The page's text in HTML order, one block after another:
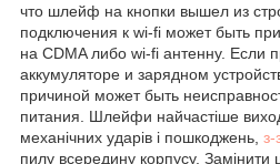
что шлейф на кнопки вышел из
подключения к wi-fi может быть
на CDMA либо wi-fi антенну. Если
аккумуляторе и зарядном
причиной может быть
питания. Шлейфи найчастіше
механічних ударів і пошкоджень, з-
пилу всередину корпусу.